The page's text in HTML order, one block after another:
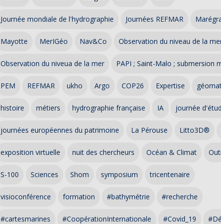
Journée mondiale de l'hydrographie Journées REFMAR
Mayotte MerIGéo Nav&Co Observation du niveau de la
Observation du niveua de la mer PAPI ; Saint-Malo ; submersion
PEM REFMAR ukho Argo COP26 Expertise
histoire métiers hydrographie française IA journée
journées européennes du patrimoine La Pérouse Litto3D®
exposition virtuelle nuit des chercheurs Océan & Climat
S-100 Sciences Shom symposium tricentenaire
visioconférence formation #bathymétrie #recherche
#cartesmarines #CoopérationInternationale #Covid_19